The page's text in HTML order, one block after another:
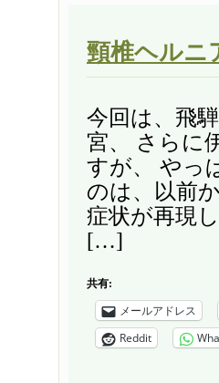
頸椎ヘルニ
今回は、飛
宮、 さらに
すが、 やっ
のは、以前
症状が再現
[…]
共有:
メールアドレス
Reddit